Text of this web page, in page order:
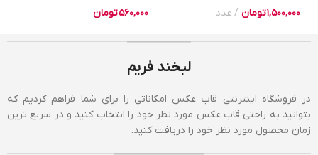
1,500,000تومان عدد 560,000تومان
لبخند فریم
در فروشگاه اینترنتی قاب عکس امکاناتی را برای شما فراهم کردیم که
بتوانید به راحتی قاب عکس مورد نظر خود را انتخاب کنید و در سریع ترین
زمان محصول مورد نظر خود را دریافت کنید.